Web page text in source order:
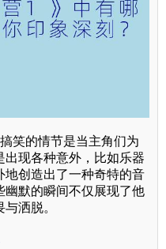
笑的情节是当主角们为
出现各种意外，比如乐器
地创造出了一种奇特的音
幽默的瞬间不仅展现了他
洒脱。